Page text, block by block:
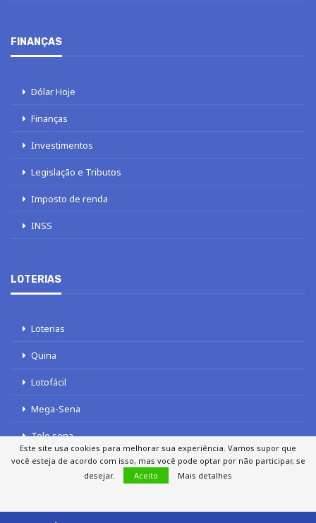
FINANÇAS
Dólar Hoje
Finanças
Investimentos
Legislação e Tributos
Imposto de renda
INSS
LOTERIAS
Loterias
Quina
Lotofácil
Mega-Sena
Tele sena
Este site usa cookies para melhorar sua experiência. Vamos supor que
você esteja de acordo com isso, mas você pode optar por não participar, se
desejar.
Aceito Mais detalhes